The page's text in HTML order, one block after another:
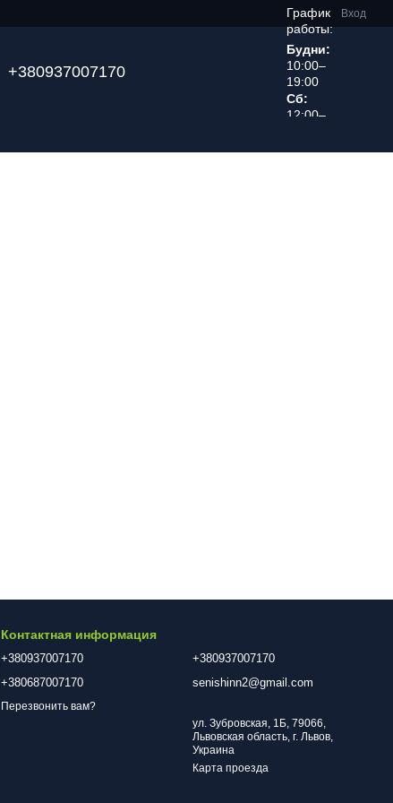
Вход
+380937007170
График
работы:
Будни:
10:00–
19:00
Сб:
12:00–
Контактная информация
+380937007170
+380687007170
Перезвонить вам?
+380937007170
senishinn2@gmail.com
ул. Зубровская, 1Б, 79066,
Львовская область, г. Львов,
Украина
Карта проезда